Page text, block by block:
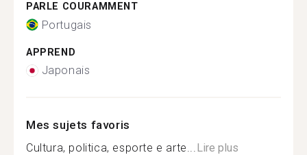
PARLE COURAMMENT
Portugais
APPREND
Japonais
Mes sujets favoris
Cultura, politica, esporte e arte...Lire plus